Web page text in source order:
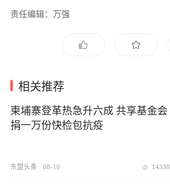
责任编辑：万强
相关推荐
柬埔寨登革热急升六成 共享基金会
捐一万份快检包抗疫
东盟头条 08-10 14338